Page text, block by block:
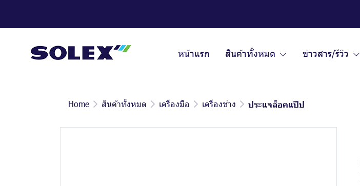
หน้าแรก สินค้าทั้งหมด ข่าวสาร/รีวิว
Home สินค้าทั้งหมด เครื่องมือ เครื่องช่าง ประแจล็อคแป๊ป